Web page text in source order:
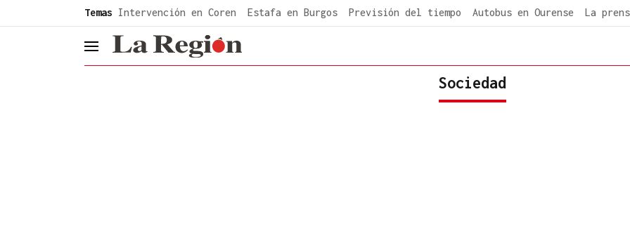
Temas Intervención en Coren Estafa en Burgos Previsión del tiempo Autobus en Ourense La
header.menu.open
Sociedad